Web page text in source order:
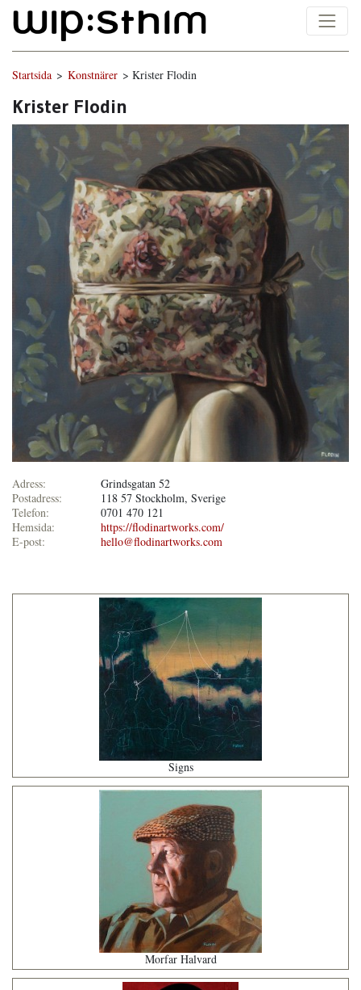
Startsida > Konstnärer > Krister Flodin
Krister Flodin
Adress:
Grindsgatan 52
Postadress:
118 57 Stockholm, Sverige
Telefon:
0701 470 121
Hemsida:
https://flodinartworks.com/
E-post:
hello@flodinartworks.com
Signs
Morfar Halvard